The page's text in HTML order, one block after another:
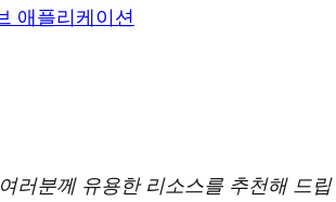
애플리케이션
러분께 유용한 리소스를 추천해 드립